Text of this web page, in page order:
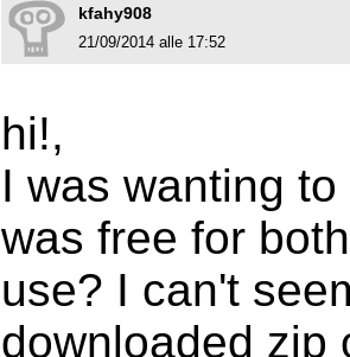
kfahy908
21/09/2014 alle 17:52
hi!,
I was wanting
was free for
use? I can't
downloaded zip